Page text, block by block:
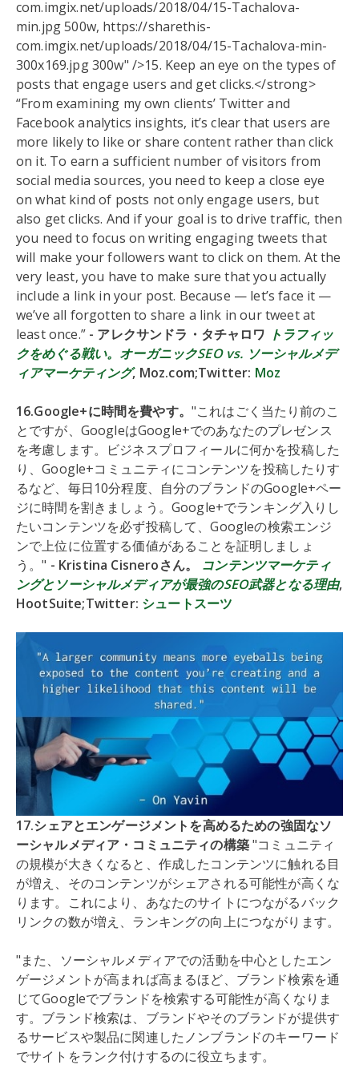
com.imgix.net/uploads/2018/04/15-Tachalova-
min.jpg 500w, https://sharethis-
com.imgix.net/uploads/2018/04/15-Tachalova-min-
300x169.jpg 300w" />15. Keep an eye on the types of
posts that engage users and get clicks.</strong>
“From examining my own clients’ Twitter and
Facebook analytics insights, it’s clear that users are
more likely to like or share content rather than click
on it. To earn a sufficient number of visitors from
social media sources, you need to keep a close eye
on what kind of posts not only engage users, but
also get clicks. And if your goal is to drive traffic, then
you need to focus on writing engaging tweets that
will make your followers want to click on them. At the
very least, you have to make sure that you actually
include a link in your post. Because — let’s face it —
we’ve all forgotten to share a link in our tweet at
least once.” - アレクサンドラ・タチャロワ トラフィッ
クをめぐる戦い。オーガニックSEO vs. ソーシャルメデ
ィアマーケティング, Moz.com;Twitter: Moz
16.Google+に時間を費やす。 "これはごく当たり前のこ
とですが、GoogleはGoogle+でのあなたのプレゼンス
を考慮します。ビジネスプロフィールに何かを投稿した
り、Google+コミュニティにコンテンツを投稿したりす
るなど、毎日10分程度、自分のブランドのGoogle+ペー
ジに時間を割きましょう。Google+でランキング入りし
たいコンテンツを必ず投稿して、Googleの検索エンジ
ンで上位に位置する価値があることを証明しましょ
う。" - Kristina Cisneroさん。
コンテンツマーケティ
ングとソーシャルメディアが最強のSEO武器となる理由,
HootSuite;Twitter: シュートスーツ
17.シェアとエンゲージメントを高めるための強固なソ
ーシャルメディア・コミュニティの構築"コミュニティ
の規模が大きくなると、作成したコンテンツに触れる目
が増え、そのコンテンツがシェアされる可能性が高くな
ります。これにより、あなたのサイトにつながるバック
リンクの数が増え、ランキングの向上につながります。
"また、ソーシャルメディアでの活動を中心としたエン
ゲージメントが高まれば高まるほど、ブランド検索を通
じてGoogleでブランドを検索する可能性が高くなりま
す。ブランド検索は、ブランドやそのブランドが提供す
るサービスや製品に関連したノンブランドのキーワード
でサイトをランク付けするのに役立ちます。